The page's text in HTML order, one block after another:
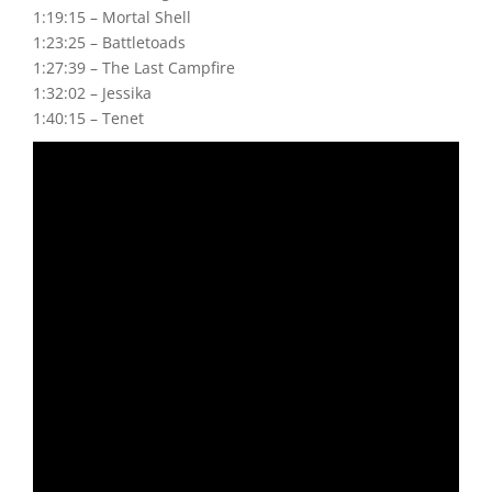
1:19:15 – Mortal Shell
1:23:25 – Battletoads
1:27:39 – The Last Campfire
1:32:02 – Jessika
1:40:15 – Tenet